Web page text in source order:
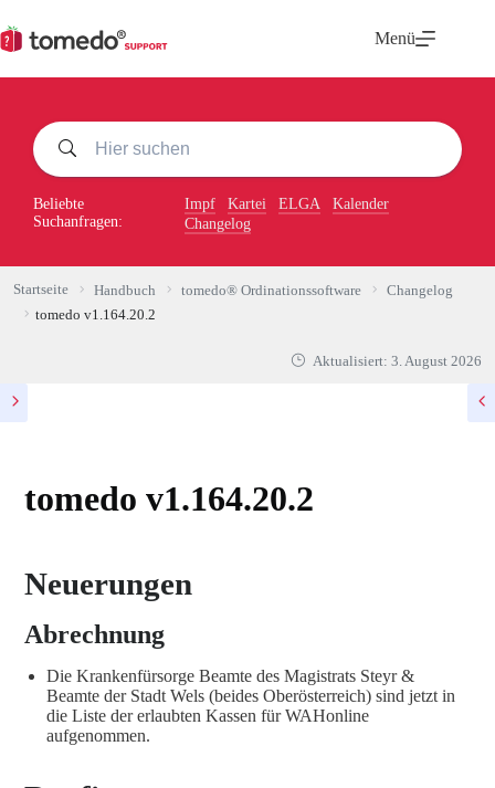
Inhalt
springen
Menü
Beliebte
Suchanfragen:
Impf Kartei ELGA
Kalender
Changelog
Startseite Handbuch tomedo® Ordinationssoftware
Changelog
tomedo v1.164.20.2
Aktualisiert: 3. August 2026
tomedo v1.164.20.2
Neuerungen
Abrechnung
Die Krankenfürsorge Beamte des Magistrats Steyr &
Beamte der Stadt Wels (beides Oberösterreich) sind jetzt in
die Liste der erlaubten Kassen für WAHonline
aufgenommen.